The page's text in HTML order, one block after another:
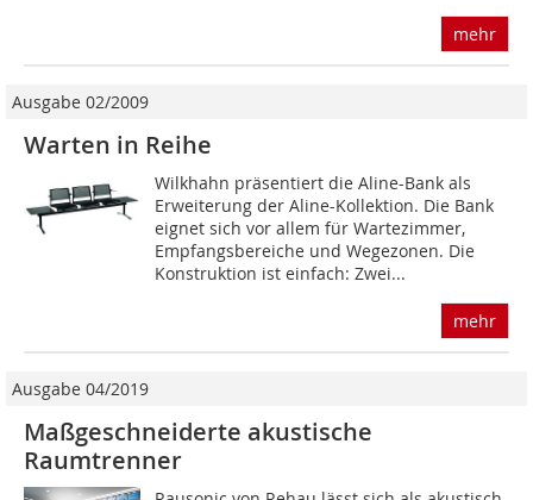
mehr
Ausgabe 02/2009
Warten in Reihe
Wilkhahn präsentiert die Aline-Bank als
Erweiterung der Aline-Kollektion. Die Bank
eignet sich vor allem für Wartezimmer,
Empfangsbereiche und Wegezonen. Die
Konstruktion ist einfach: Zwei...
mehr
Ausgabe 04/2019
Maßgeschneiderte akustische
Raumtrenner